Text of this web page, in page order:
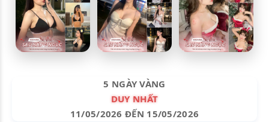
5 NGÀY VÀNG
DUY NHẤT
11/05/2026 ĐẾN 15/05/2026